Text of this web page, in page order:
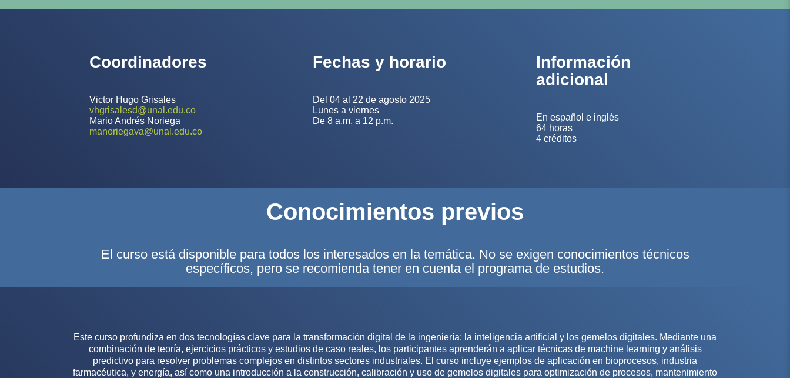
Coordinadores
Victor Hugo Grisales
vhgrisalesd@unal.edu.co
Mario Andrés Noriega
manoriegava@unal.edu.co
Fechas y horario
Del 04 al 22 de agosto 2025
Lunes a viernes
De 8 a.m. a 12 p.m.
Información
adicional
En español e inglés
64 horas
4 créditos
Conocimientos previos
El curso está disponible para todos los interesados en la temática. No se exigen conocimientos técnicos
específicos, pero se recomienda tener en cuenta el programa de estudios.
Este curso profundiza en dos tecnologías clave para la transformación digital de la ingeniería: la inteligencia artificial y los gemelos digitales. Mediante una
combinación de teoría, ejercicios prácticos y estudios de caso reales, los participantes aprenderán a aplicar técnicas de machine learning y análisis
predictivo para resolver problemas complejos en distintos sectores industriales. El curso incluye ejemplos de aplicación en bioprocesos, industria
farmacéutica, y energía, así como una introducción a la construcción, calibración y uso de gemelos digitales para optimización de procesos, mantenimiento